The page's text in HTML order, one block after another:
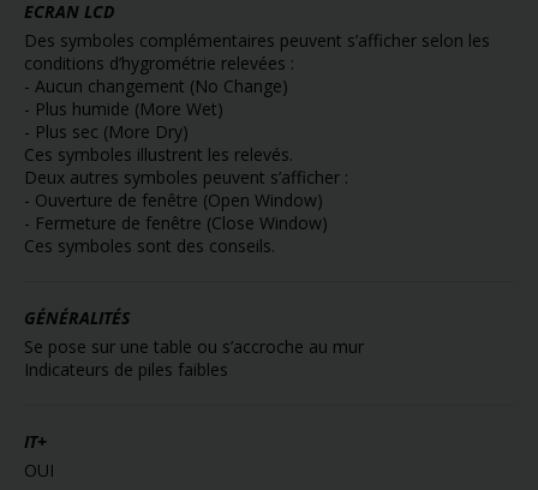
ECRAN LCD
Des symboles complémentaires peuvent s’afficher selon les
conditions d’hygrométrie relevées :
- Aucun changement (No Change)
- Plus humide (More Wet)
- Plus sec (More Dry)
Ces symboles illustrent les relevés.
Deux autres symboles peuvent s’afficher :
- Ouverture de fenêtre (Open Window)
- Fermeture de fenêtre (Close Window)
Ces symboles sont des conseils.
GÉNÉRALITÉS
Se pose sur une table ou s’accroche au mur
Indicateurs de piles faibles
IT+
OUI